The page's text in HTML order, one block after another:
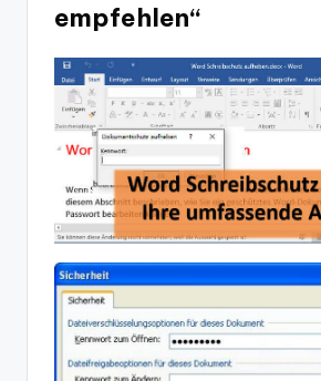
empfehlen“